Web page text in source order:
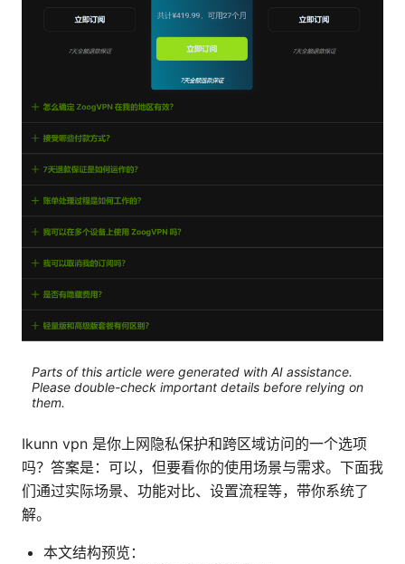
Parts of this article were generated with AI assistance.
Please double-check important details before relying on
them.
Ikunn vpn 是你上网隐私保护和跨区域访问的一个选项
吗？答案是：可以，但要看你的使用场景与需求。下面我
们通过实际场景、功能对比、设置流程等，带你系统了
解。
本文结构预览：